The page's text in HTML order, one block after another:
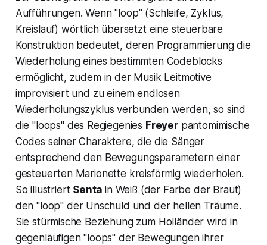
Aufführungen. Wenn"loop" (Schleife, Zyklus,
Kreislauf) wörtlich übersetzt eine steuerbare
Konstruktion bedeutet, deren Programmierung die
Wiederholung eines bestimmten Codeblocks
ermöglicht, zudem in der Musik Leitmotive
improvisiert und zu einem endlosen
Wiederholungszyklus verbunden werden, so sind
die "loops" des Regiegenies Freyerpantomimische
Codes seiner Charaktere, die die Sänger
entsprechend den Bewegungsparametern einer
gesteuerten Marionette kreisförmig wiederholen.
So illustriert Sentain Weiß (der Farbe der Braut)
den"loop" der Unschuld und der hellen Träume.
Sie stürmische Beziehung zum Holländer wird in
gegenläufigen "loops" der Bewegungen ihrer